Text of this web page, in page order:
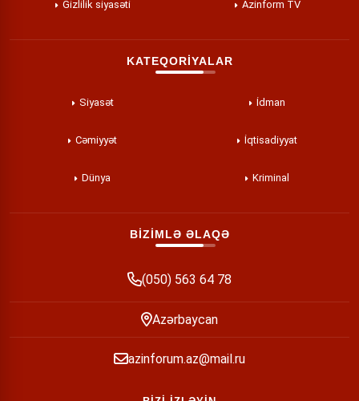
Gizlilik siyasəti Azinform TV
KATEQORİYALAR
Siyasət İdman
Cəmiyyət İqtisadiyyat
Dünya Kriminal
BİZİMLƏ ƏLAQƏ
(050) 563 64 78
Azərbaycan
azinforum.az@mail.ru